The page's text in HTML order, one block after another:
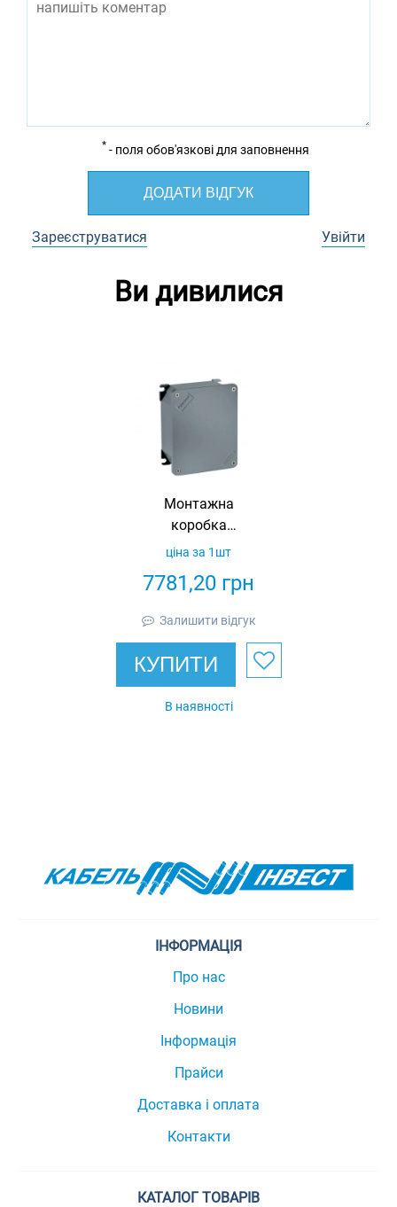
* - поля обов'язкові для заповнення
ДОДАТИ ВІДГУК
Зареєструватися Увійти
Ви дивилися
Монтажна
коробка
універсальна
алюмінієва,
7781,20 грн
ціна за 1шт
Залишити відгук
КУПИТИ
В наявності
ІНФОРМАЦІЯ
Про нас
Новини
Інформація
Прайси
Доставка і оплата
Контакти
КАТАЛОГ ТОВАРІВ